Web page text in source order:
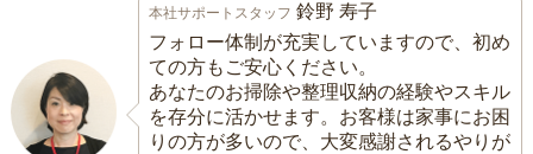
本社サポートスタッフ 鈴野 寿子
フォロー体制が充実していますので、初め
ての方もご安心ください。
あなたのお掃除や整理収納の経験やスキル
を存分に活かせます。お客様は家事にお困
りの方が多いので、大変感謝されるやりが